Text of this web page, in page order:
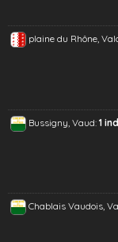
plaine du Rhône,
Bussigny, Vaud: 1
Chablais Vaudois,